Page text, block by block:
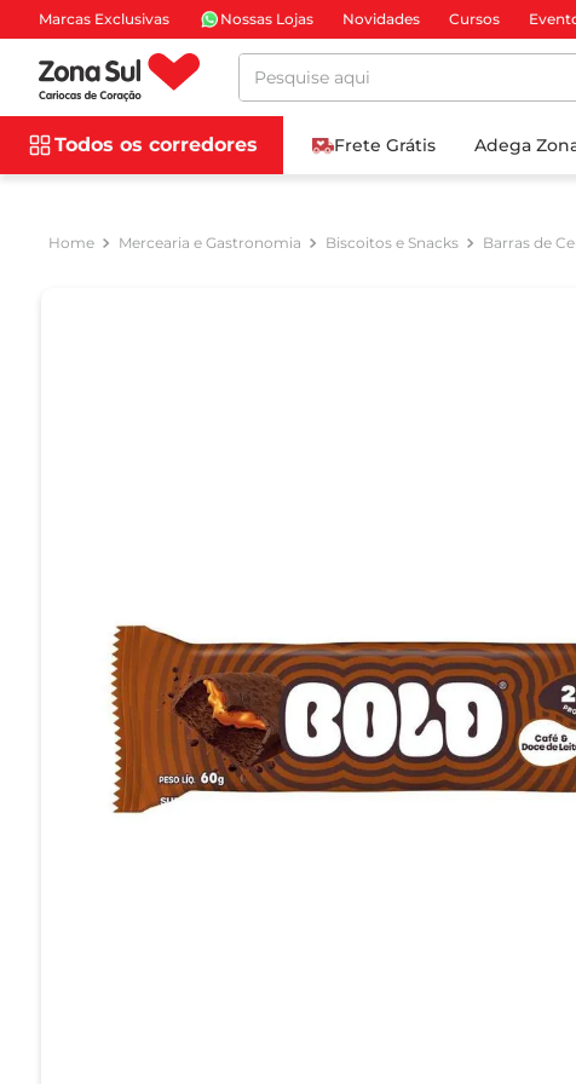
Marcas Exclusivas Nossas Lojas Novidades Cursos
Pesquise aqui
Todos os corredores Frete Grátis Adega
Mercearia e Gastronomia Biscoitos e Snacks Barras de